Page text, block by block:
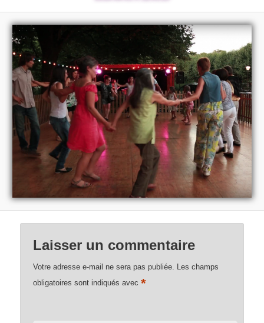
Laisser un commentaire
Votre adresse e-mail ne sera pas publiée. Les champs
obligatoires sont indiqués avec*